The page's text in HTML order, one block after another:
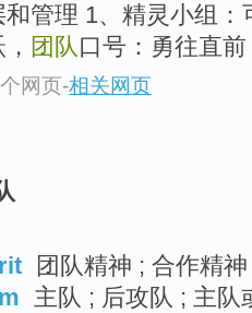
和管理 1、精灵小组
团队口号：勇往直
网页-相关网页
团队精神 ; 合作精
主队 ; 后攻队 ; 主队